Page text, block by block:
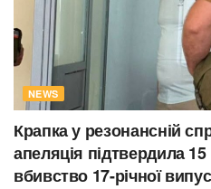
NEWS
Крапка у резонансній
апеляція підтвердила
вбивство 17-річної